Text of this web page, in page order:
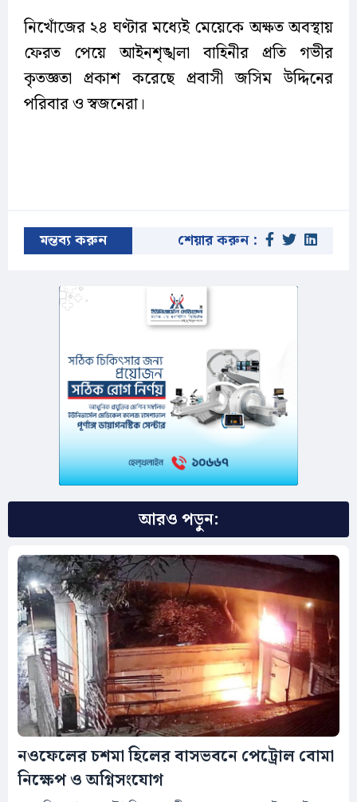
নিখোঁজের ২৪ ঘণ্টার মধ্যেই মেয়েকে অক্ষত অবস্থায়
ফেরত পেয়ে আইনশৃঙ্খলা বাহিনীর প্রতি গভীর
কৃতজ্ঞতা প্রকাশ করেছে প্রবাসী জসিম উদ্দিনের
পরিবার ও স্বজনেরা।
মন্তব্য করুন শেয়ার করুন :
আরও পড়ুন:
নওফেলের চশমা হিলের বাসভবনে পেট্রোল বোমা
নিক্ষেপ ও অগ্নিসংযোগ